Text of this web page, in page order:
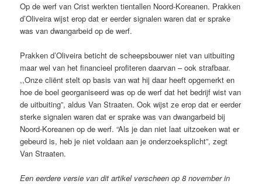
Op de werf van Crist werkten tientallen Noord-Koreanen. Prakken
d’Oliveira wijst erop dat er eerder signalen waren dat er sprake
was van dwangarbeid op de werf.
Prakken d’Oliveira beticht de scheepsbouwer niet van uitbuiting
maar wel van het financieel profiteren daarvan – ook strafbaar.
,,Onze cliënt stelt op basis van wat hij daar heeft opgemerkt en
hoe de boel georganiseerd was op de werf dat het bedrijf wist van
de uitbuiting”, aldus Van Straaten. Ook wijst ze erop dat er eerder
sterke signalen waren dat er sprake was van dwangarbeid bij
Noord-Koreanen op de werf. “Als je dan niet laat uitzoeken wat er
gebeurd is, heb je niet voldaan aan je onderzoeksplicht”, zegt
Van Straaten.
Een eerdere versie van dit artikel verscheen op 8 november in